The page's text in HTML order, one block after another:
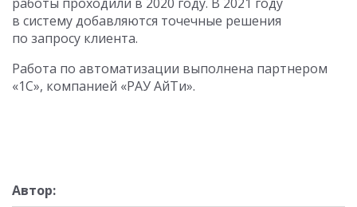
в систему добавляются точечные решения
по запросу клиента.
Работа по автоматизации выполнена партнером
«1С», компанией «РАУ АйТи».
Автор: